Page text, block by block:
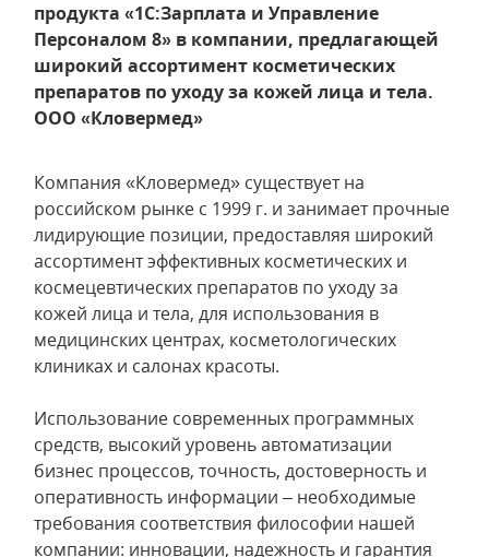
продукта «1С:Зарплата и Управление
Персоналом 8» в компании, предлагающей
широкий ассортимент косметических
препаратов по уходу за кожей лица и тела.
ООО «Кловермед»
Компания «Кловермед» существует на
российском рынке с 1999 г. и занимает прочные
лидирующие позиции, предоставляя широкий
ассортимент эффективных косметических и
космецевтических препаратов по уходу за
кожей лица и тела, для использования в
медицинских центрах, косметологических
клиниках и салонах красоты.
Использование современных программных
средств, высокий уровень автоматизации
бизнес процессов, точность, достоверность и
оперативность информации – необходимые
требования соответствия философии нашей
компании: инновации, надежность и гарантия